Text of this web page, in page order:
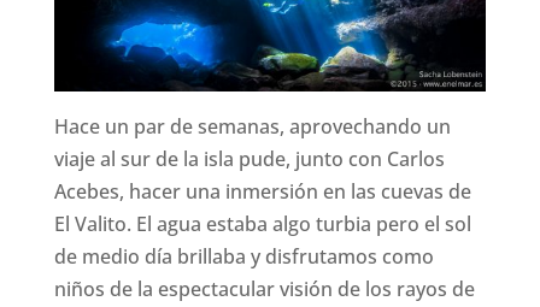
Hace un par de semanas, aprovechando un
viaje al sur de la isla pude, junto con Carlos
Acebes, hacer una inmersión en las cuevas de
El Valito. El agua estaba algo turbia pero el sol
de medio día brillaba y disfrutamos como
niños de la espectacular visión de los rayos de